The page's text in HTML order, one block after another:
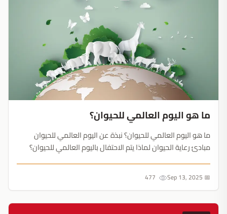
ما هو اليوم العالمي للحيوان؟
ما هو اليوم العالمي للحيوان؟ نبذة عن اليوم العالمي للحيوان
مبادئ رعاية الحيوان لماذا يتم الاحتفال باليوم العالمي للحيوان؟
الحيوان أحد الأيام العالمية وهذا ب...📅 Sep 13, 2025